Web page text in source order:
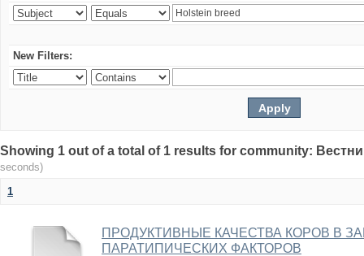
New Filters:
Showing 1 out of a total of 1 results for community:
seconds)
1
ПРОДУКТИВНЫЕ КАЧЕСТВА КОРОВ В
ПАРАТИПИЧЕСКИХ ФАКТОРОВ